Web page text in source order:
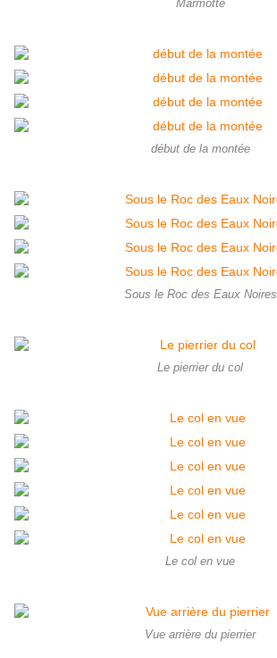
Marmotte
début de la montée
Sous le Roc des Eaux Noires
Le pierrier du col
Le col en vue
Vue arrière du pierrier